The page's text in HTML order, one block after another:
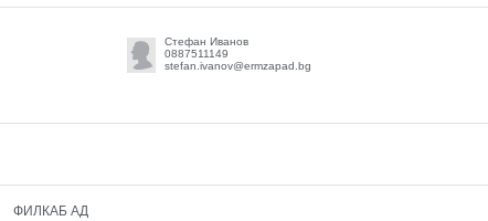
Стефан Иванов
0887511149
stefan.ivanov@ermzapad.bg
ФИЛКАБ АД